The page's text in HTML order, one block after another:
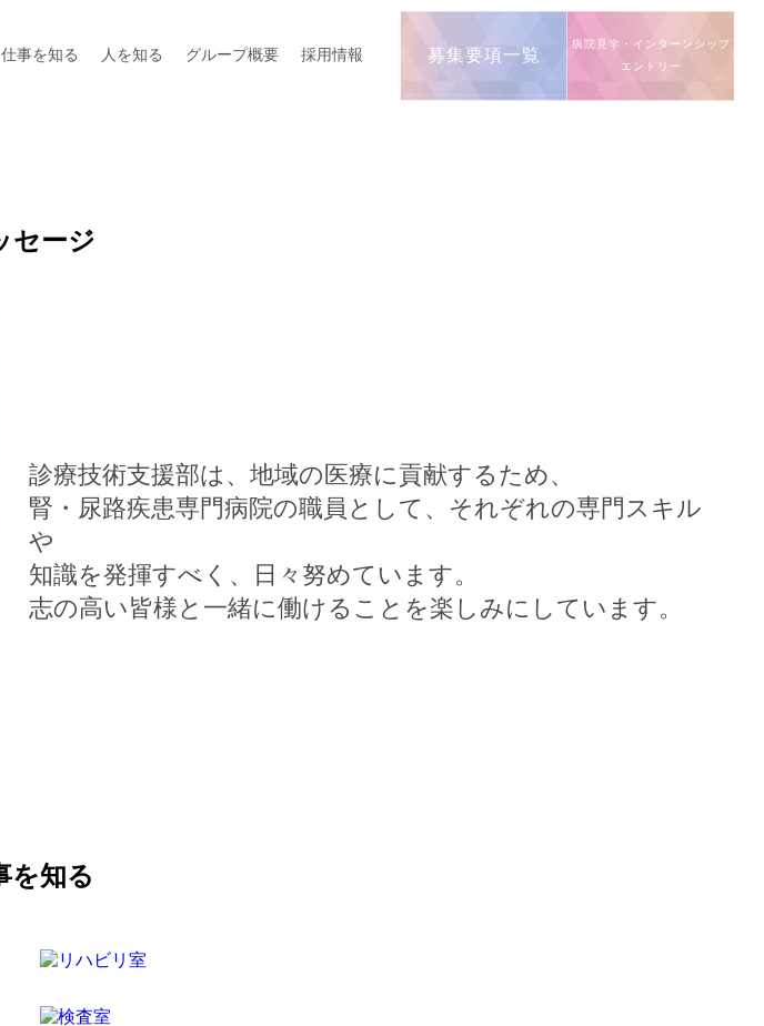
仕事を知る 人を知る グループ概要 採用情報 募集要項一覧
病院見学・インターンシップ
エントリー
診療技術支援部は、地域の医療に貢献するため、
腎・尿路疾患専門病院の職員として、それぞれの専門スキル
や
知識を発揮すべく、日々努めています。
志の高い皆様と一緒に働けることを楽しみにしています。